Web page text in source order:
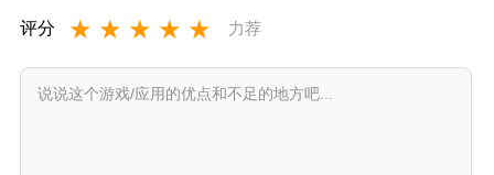
评分 ★ ★ ★ ★ ★ 力荐